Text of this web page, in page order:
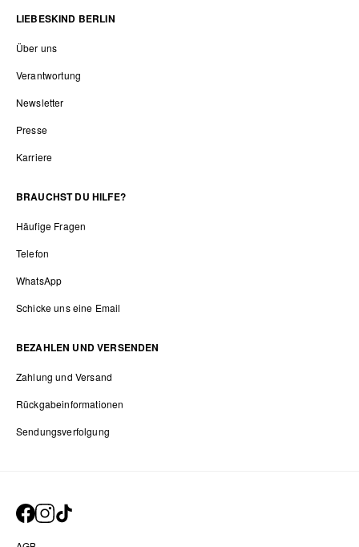
LIEBESKIND BERLIN
Über uns
Verantwortung
Newsletter
Presse
Karriere
BRAUCHST DU HILFE?
Häufige Fragen
Telefon
WhatsApp
Schicke uns eine Email
BEZAHLEN UND VERSENDEN
Zahlung und Versand
Rückgabeinformationen
Sendungsverfolgung